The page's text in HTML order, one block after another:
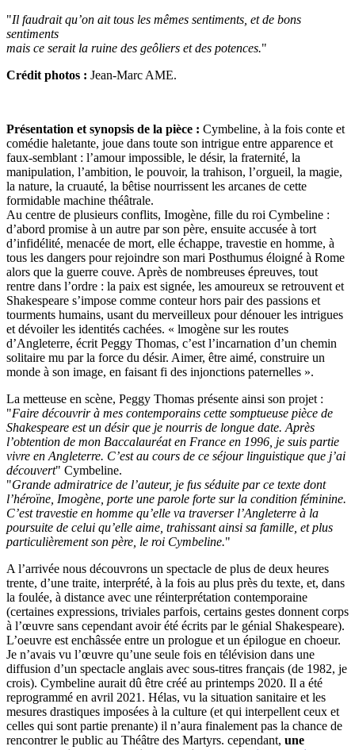
"Il faudrait qu’on ait tous les mêmes sentiments, et de bons
sentiments
mais ce serait la ruine des geôliers et des potences."
Crédit photos : Jean-Marc AME.
Présentation et synopsis de la pièce : Cymbeline, à la fois conte et
comédie haletante, joue dans toute son intrigue entre apparence et
faux-semblant : l’amour impossible, le désir, la fraternité, la
manipulation, l’ambition, le pouvoir, la trahison, l’orgueil, la magie,
la nature, la cruauté, la bêtise nourrissent les arcanes de cette
formidable machine théâtrale.
Au centre de plusieurs conflits, Imogène, fille du roi Cymbeline :
d’abord promise à un autre par son père, ensuite accusée à tort
d’infidélité, menacée de mort, elle échappe, travestie en homme, à
tous les dangers pour rejoindre son mari Posthumus éloigné à Rome
alors que la guerre couve. Après de nombreuses épreuves, tout
rentre dans l’ordre : la paix est signée, les amoureux se retrouvent et
Shakespeare s’impose comme conteur hors pair des passions et
tourments humains, usant du merveilleux pour dénouer les intrigues
et dévoiler les identités cachées. « lmogène sur les routes
d’Angleterre, écrit Peggy Thomas, c’est l’incarnation d’un chemin
solitaire mu par la force du désir. Aimer, être aimé, construire un
monde à son image, en faisant fi des injonctions paternelles ».
La metteuse en scène, Peggy Thomas présente ainsi son projet :
"Faire découvrir à mes contemporains cette somptueuse pièce de
Shakespeare est un désir que je nourris de longue date. Après
l’obtention de mon Baccalauréat en France en 1996, je suis partie
vivre en Angleterre. C’est au cours de ce séjour linguistique que j’ai
découvert" Cymbeline.
"Grande admiratrice de l’auteur, je fus séduite par ce texte dont
l’héroïne, Imogène, porte une parole forte sur la condition féminine.
C’est travestie en homme qu’elle va traverser l’Angleterre à la
poursuite de celui qu’elle aime, trahissant ainsi sa famille, et plus
particulièrement son père, le roi Cymbeline."
A l’arrivée nous découvrons un spectacle de plus de deux heures
trente, d’une traite, interprété, à la fois au plus près du texte, et, dans
la foulée, à distance avec une réinterprétation contemporaine
(certaines expressions, triviales parfois, certains gestes donnent corps
à l’œuvre sans cependant avoir été écrits par le génial Shakespeare).
L’oeuvre est enchâssée entre un prologue et un épilogue en choeur.
Je n’avais vu l’œuvre qu’une seule fois en télévision dans une
diffusion d’un spectacle anglais avec sous-titres français (de 1982, je
crois). Cymbeline aurait dû être créé au printemps 2020. Il a été
reprogrammé en avril 2021. Hélas, vu la situation sanitaire et les
mesures drastiques imposées à la culture (et qui interpellent ceux et
celles qui sont partie prenante) il n’aura finalement pas la chance de
rencontrer le public au Théâtre des Martyrs. cependant, une